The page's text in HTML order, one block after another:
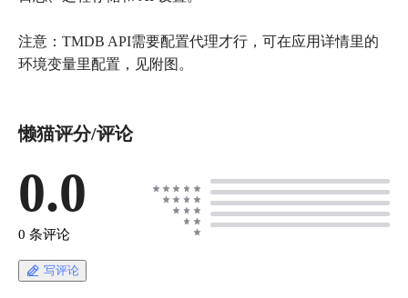
注意：TMDB API需要配置代理才行，可在应用详情里的
环境变量里配置，见附图。
懒猫评分/评论
0.0
0 条评论
写评论